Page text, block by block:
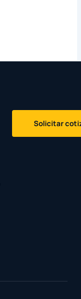
Solicitar